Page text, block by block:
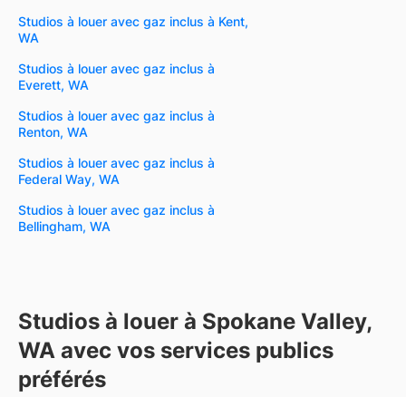
Studios à louer avec gaz inclus à Kent,
WA
Studios à louer avec gaz inclus à
Everett, WA
Studios à louer avec gaz inclus à
Renton, WA
Studios à louer avec gaz inclus à
Federal Way, WA
Studios à louer avec gaz inclus à
Bellingham, WA
Studios à louer à Spokane Valley,
WA avec vos services publics
préférés